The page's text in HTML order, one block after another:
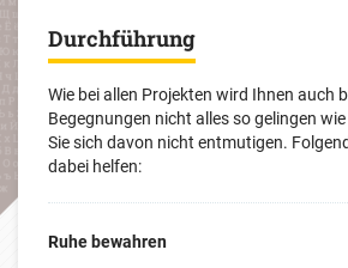
Durchführung
Wie bei allen Projekten wird Ihnen auch
Begegnungen nicht alles so gelingen
Sie sich davon nicht entmutigen.
dabei helfen:
Ruhe bewahren